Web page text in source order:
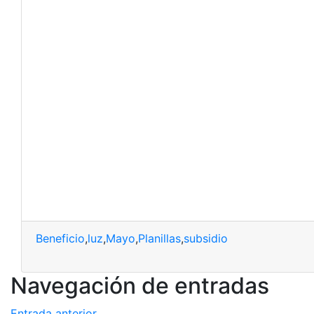
Beneficio,luz,Mayo,Planillas,subsidio
Navegación de entradas